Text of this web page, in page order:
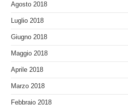
Agosto 2018
Luglio 2018
Giugno 2018
Maggio 2018
Aprile 2018
Marzo 2018
Febbraio 2018